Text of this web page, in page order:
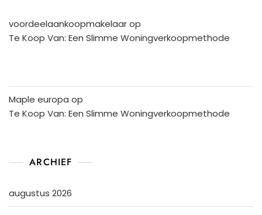
voordeelaankoopmakelaarop
Te Koop Van: Een Slimme Woningverkoopmethode
Maple europa op
Te Koop Van: Een Slimme Woningverkoopmethode
ARCHIEF
augustus 2026